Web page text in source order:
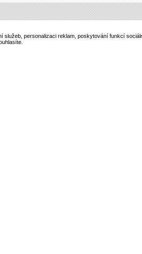
služeb, personalizaci reklam, poskytování funkcí